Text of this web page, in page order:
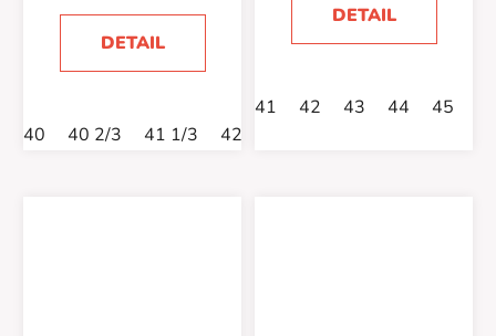
DETAIL
40 40 2/3 41 1/3 42
DETAIL
41 42 43 44 45